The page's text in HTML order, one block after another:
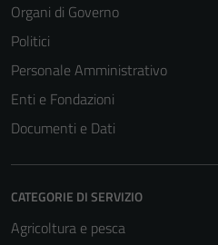
Organi di Governo
Politici
Personale Amministrativo
Enti e Fondazioni
Documenti e Dati
CATEGORIE DI SERVIZIO
Agricoltura e pesca